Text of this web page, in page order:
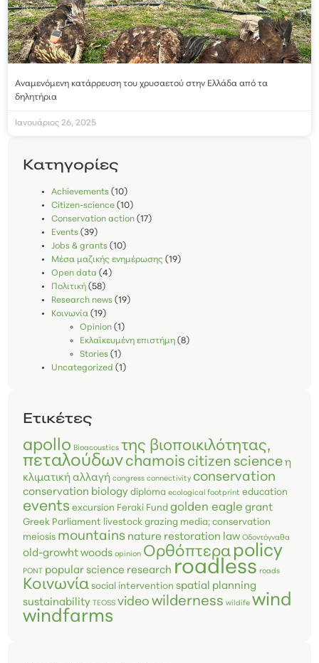
Αναμενόμενη κατάρρευση του χρυσαετού στην Ελλάδα από τα
δηλητήρια
Ιανουάριος 26, 2025
Kατηγορίες
Achievements (10)
Citizen-science (10)
Conservation action (17)
Events (39)
Jobs & grants (10)
Μέσα μαζικής ενημέρωσης (19)
Open data (4)
Πολιτική (58)
Research news (19)
Κοινωνία (19)
Opinion (1)
Εκλαϊκευμένη επιστήμη (8)
Stories (1)
Uncategorized (1)
Ετικέτες
apollo Bioacoustics της βιοποικιλότητας,
πεταλούδωνchamois citizen science η
κλιματική αλλαγή congress connectivity conservation
conservation biology diploma ecological footprint education
events excursion Feraki Fund golden eagle grant
Greek Parliament livestock grazing media; conservation
meiosis mountains nature restoration law Οδοντόγναθα
old-growht woods opinion Ορθόπτερα policy
PONT popular science research roadless roads
Κοινωνία social intervention spatial planning
sustainability TEOSS video wilderness wildife wind
windfarms